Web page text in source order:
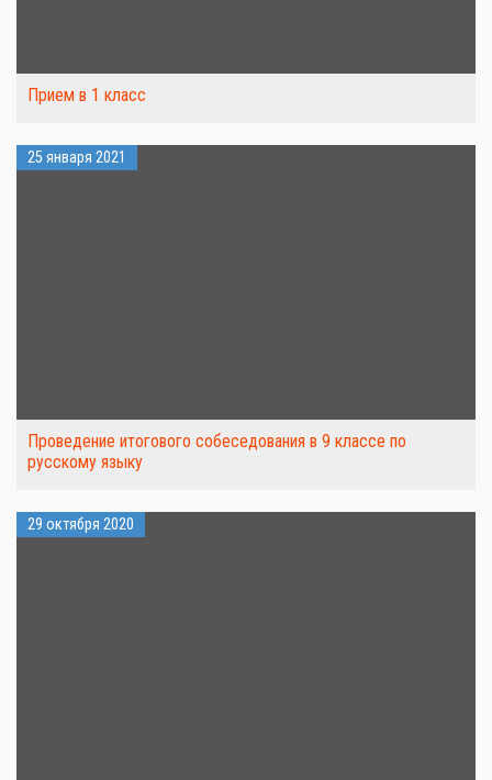
Прием в 1 класс
25 января 2021
Проведение итогового собеседования в 9 классе по
русскому языку
29 октября 2020